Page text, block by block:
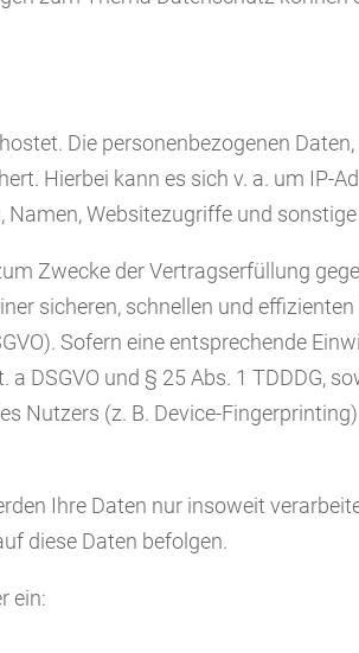
Die personenbezogenen
Hierbei kann es sich v. a. um IP-
Websitezugriffe und
Zwecke der Vertragserfüllung
sicheren, schnellen und
Sofern eine entsprechende
a DSGVO und § 25 Abs. 1 TDDDG,
Nutzers (z. B. Device-
Ihre Daten nur insoweit
diese Daten befolgen.
ein: